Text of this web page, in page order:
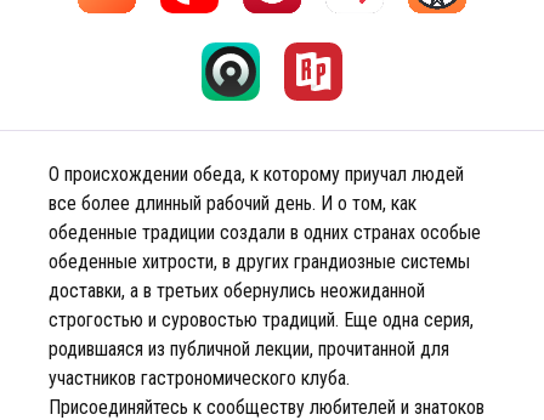
О происхождении обеда, к которому приучал людей
все более длинный рабочий день. И о том, как
обеденные традиции создали в одних странах особые
обеденные хитрости, в других грандиозные системы
доставки, а в третьих обернулись неожиданной
строгостью и суровостью традиций. Еще одна серия,
родившаяся из публичной лекции, прочитанной для
участников гастрономического клуба.
Присоединяйтесь к сообществу любителей и знатоков